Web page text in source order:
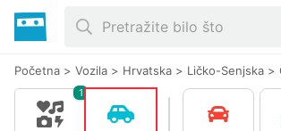
Početna > Vozila > Hrvatska > Ličko-Senjska >
1